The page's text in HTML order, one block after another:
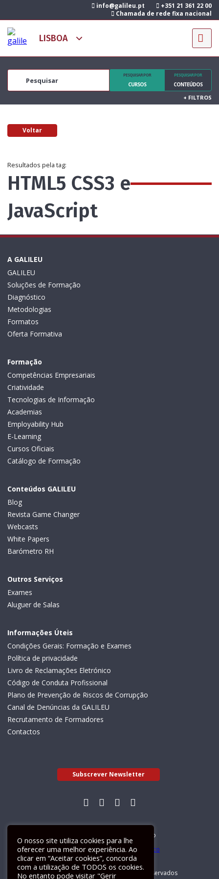
info@galileu.pt
+351 21 361 22 00
Chamada de rede fixa nacional
PESQUISAR POR
CURSOS
PESQUISAR POR
CONTEÚDOS
+ FILTROS
Voltar
Resultados pela tag:
HTML5 CSS3 e
JavaScript
A GALILEU
GALILEU
Soluções de Formação
Diagnóstico
Metodologias
Formatos
Oferta Formativa
Formação
Competências Empresariais
Criatividade
Tecnologias de Informação
Academias
Employability Hub
E-Learning
Cursos Oficiais
Catálogo de Formação
Conteúdos GALILEU
Blog
Revista Game Changer
Webcasts
White Papers
Barómetro RH
Outros Serviços
Exames
Aluguer de Salas
Informações Úteis
Condições Gerais: Formação e Exames
Política de privacidade
Livro de Reclamações Eletrónico
Código de Conduta Profissional
Plano de Prevenção de Riscos de Corrupção
Canal de Denúncias da GALILEU
Recrutamento de Formadores
Contactos
Subscrever Newsletter
Livro de Reclamações Electrónico
GALILEU 2026 © Todos os direitos reservados
O nosso site utiliza cookies para lhe
oferecer uma melhor experiência. Ao
clicar em “Aceitar cookies”, concorda
com a utilização de TODOS os cookies.
No entanto pode visitar "Gerir